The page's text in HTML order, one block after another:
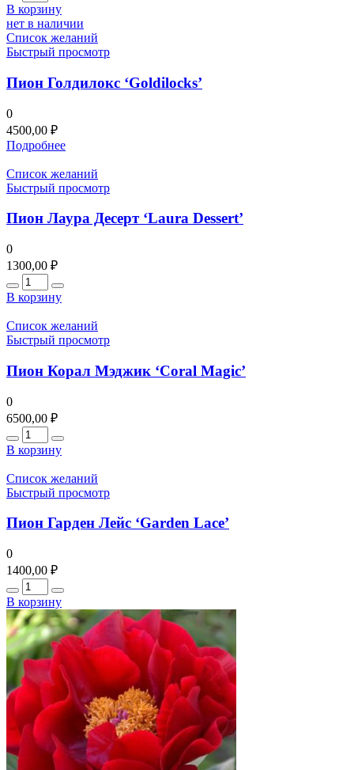
В корзину
нет в наличии
Список желаний
Быстрый просмотр
Пион Голдилокс ‘Goldilocks’
0
4500,00 ₽
Подробнее
Список желаний
Быстрый просмотр
Пион Лаура Десерт ‘Laura Dessert’
0
1300,00 ₽
Количество
В корзину
Список желаний
Быстрый просмотр
Пион Корал Мэджик ‘Coral Magic’
0
6500,00 ₽
Количество
В корзину
Список желаний
Быстрый просмотр
Пион Гарден Лейс ‘Garden Lace’
0
1400,00 ₽
Количество
В корзину